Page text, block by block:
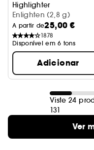
Highlighter
Iluminador
Enlighten (2,8 g)
A partir de25,00 €
1878
Disponível em 6 tons
Adicionar
Viste 24
131
Ver